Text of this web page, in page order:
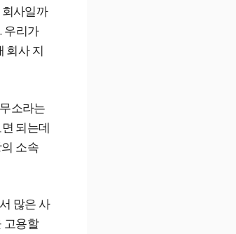
사일까
우리가
회사 지
소라는
되는데
소속
많은 사
고용할